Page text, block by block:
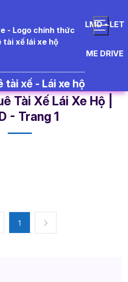
LMD - LET
ME DRIVE
tài xế - Lái xe hộ
Tài Xế Lái Xe Hộ |
- Trang 1​
1